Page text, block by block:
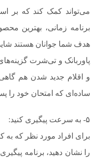
می‌تواند کمک کند که بر
برنامه زمانی، بهترین
هدف شما جوانان هستند
پاوربانک و تی‌شرت
و اقلام جدید شدن هم
ساده‌ای که امتحان خود را
۵- به سرعت پیگیری کنید:
برای افراد مورد نظر که به
را نشان دهید، برنامه